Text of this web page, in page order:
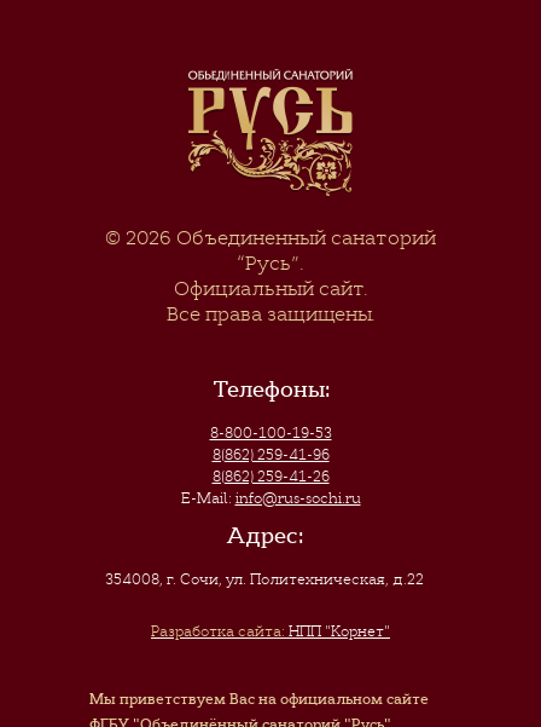
© 2026 Объединенный санаторий
“Русь”.
Официальный сайт.
Все права защищены.
Телефоны:
8-800-100-19-53
8(862) 259-41-96
8(862) 259-41-26
E-Mail: info@rus-sochi.ru
Адрес:
354008, г. Сочи,ул. Политехническая, д.22
Разработка сайта: НПП "Корнет"
Мы приветствуем Вас на официальном сайте